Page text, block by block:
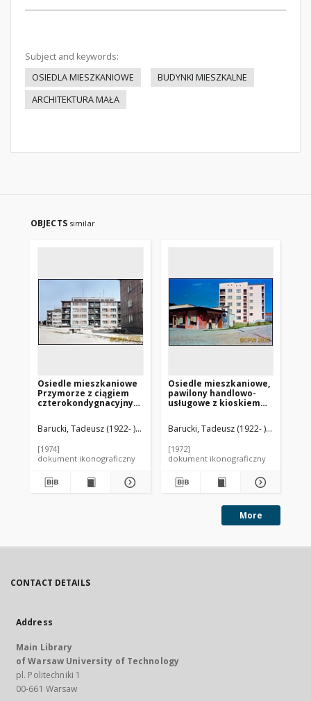
Subject and keywords:
OSIEDLA MIESZKANIOWE
BUDYNKI MIESZKALNE
ARCHITEKTURA MAŁA
OBJECTS similar
Osiedle mieszkaniowe
Przymorze z ciągiem
czterokondygnacyjnych
mieszklanych, widok
zabudowy wnętrza
Gdańsk-Przymorze
Barucki, Tadeusz (1922- ). Fotograf
[1974]
dokument ikonograficzny
Osiedle mieszkaniowe,
pawilony handlowo-
usługowe z kioskiem
Spółdzielnia
Wydawnicza "Prasa-
Barucki, Tadeusz (1922- ). Fotograf
[1972]
dokument ikonograficzny
More
CONTACT DETAILS
Address
Main Library
of Warsaw University of Technology
pl. Politechniki 1
00-661 Warsaw